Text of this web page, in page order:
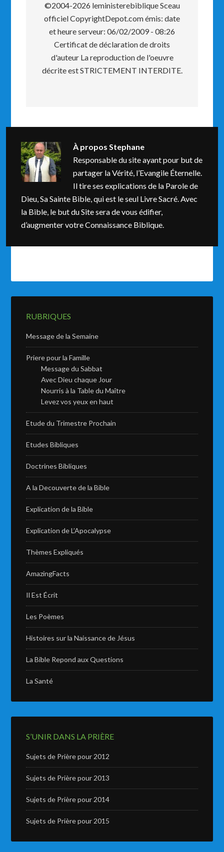
©2004-2026 leministerebiblique Sceau
officiel CopyrightDepot.com émis: date
et heure serveur: 06/02/2009 - 08:26
Certificat de déclaration de droits
d'auteur La reproduction de l'oeuvre
décrite est STRICTEMENT INTERDITE.
À proposStephane
Responsable du site ayant pour but de
partager la Vérité, l’Evangile Éternelle.
Il tire ses explications de la Parole de
Dieu, Sa Sainte Bible, qui est le seul Livre Sacré. Avec
la Bible, le but du Site sera de vous édifier,
d’augmenter votre Connaissance Biblique.
RUBRIQUES
Message de la Semaine
Priere pour la Famille
Message du Sabbat
Avec Dieu chaque Jour
Nourris à la Table du Maître
Levez vos yeux en haut
Etude du Trimestre Prochain
Etudes Bibliques
Doctrines Bibliques
A la Decouverte de la Bible
Explication de la Bible
Explication de L’Apocalypse
Thèmes Expliqués
AmazingFacts
Il Est Écrit
Les Poèmes
Histoires sur la Naissance de Jésus
La Bible Repond aux Questions
La Santé
S’UNIR DANS LA PRIÈRE
Sujets de Prière pour 2012
Sujets de Prière pour 2013
Sujets de Prière pour 2014
Sujets de Prière pour 2015